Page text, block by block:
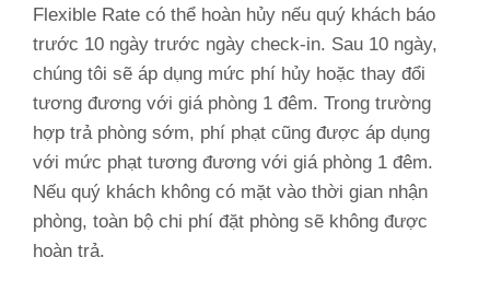
Flexible Rate có thể hoàn hủy nếu quý khách báo
trước 10 ngày trước ngày check-in. Sau 10 ngày,
chúng tôi sẽ áp dụng mức phí hủy hoặc thay đổi
tương đương với giá phòng 1 đêm. Trong trường
hợp trả phòng sớm, phí phạt cũng được áp dụng
với mức phạt tương đương với giá phòng 1 đêm.
Nếu quý khách không có mặt vào thời gian nhận
phòng, toàn bộ chi phí đặt phòng sẽ không được
hoàn trả.